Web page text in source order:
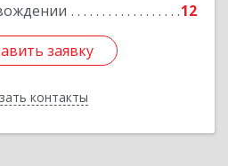
12
заявку
контакты
заявку
Назад